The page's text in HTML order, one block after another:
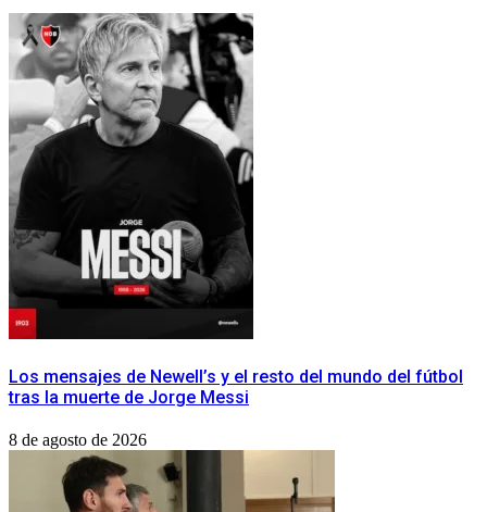
Los mensajes de Newell’s y el resto del mundo del fútbol
tras la muerte de Jorge Messi
8 de agosto de 2026